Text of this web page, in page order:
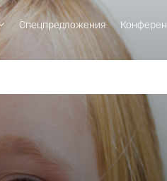
Спецпредложения